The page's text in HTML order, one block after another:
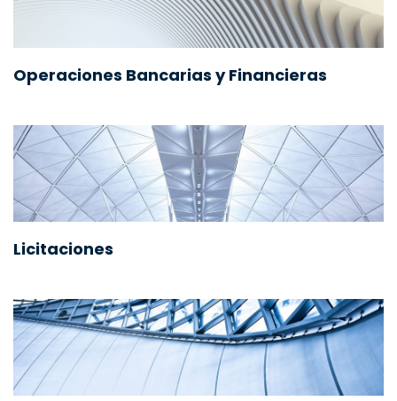
Operaciones Bancarias y Financieras
Licitaciones